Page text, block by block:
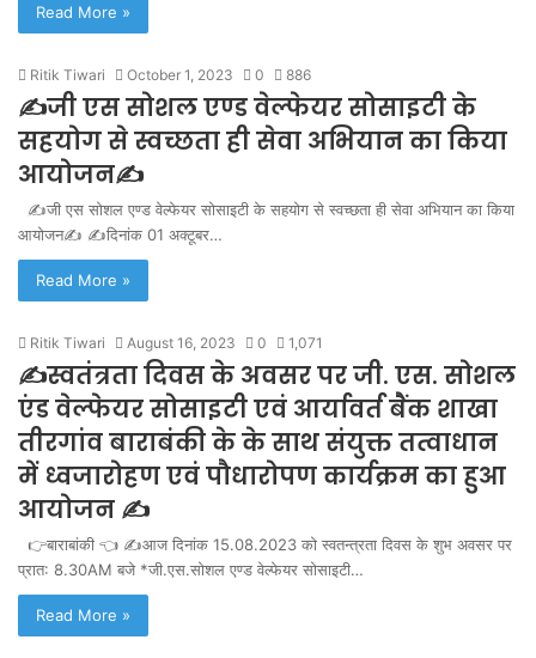
Read More »
Ritik Tiwari October 1, 2023 0 886
✍️जी एस सोशल एण्ड वेल्फेयर सोसाइटी के
सहयोग से स्वच्छता ही सेवा अभियान का किया
आयोजन✍️
✍️जी एस सोशल एण्ड वेल्फेयर सोसाइटी के सहयोग से स्वच्छता ही सेवा अभियान का किया
आयोजन✍️ ✍️दिनांक 01 अक्टूबर…
Read More »
Ritik Tiwari August 16, 2023 0 1,071
✍️स्वतंत्रता दिवस के अवसर पर जी. एस. सोशल
एंड वेल्फेयर सोसाइटी एवं आर्यावर्त बैंक शाखा
तीरगांव बाराबंकी के के साथ संयुक्त तत्वाधान
में ध्वजारोहण एवं पौधारोपण कार्यक्रम का हुआ
आयोजन ✍️
👉बाराबांकी 👈 ✍️आज दिनांक 15.08.2023 को स्वतन्त्रता दिवस के शुभ अवसर पर
प्रात: 8.30AM बजे *जी.एस.सोशल एण्ड वेल्फेयर सोसाइटी…
Read More »